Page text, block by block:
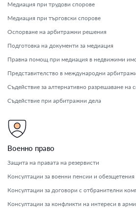
Медиация при трудови спорове
Медиация при търговски спорове
Оспорване на арбитражни решения
Подготовка на документи за медиация
Правна помощ при медиация в недвижими
Представителство в международни
Съдействие за алтернативно разрешаване на
Съдействие при арбитражни дела
Военно право
Защита на правата на резервисти
Консултации за военни пенсии и обезщетения
Консултации за договори с отбранителни
Консултации за конфликти на интереси в